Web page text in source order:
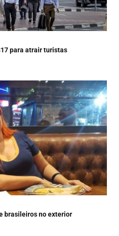
para atrair turistas
brasileiros no exterior